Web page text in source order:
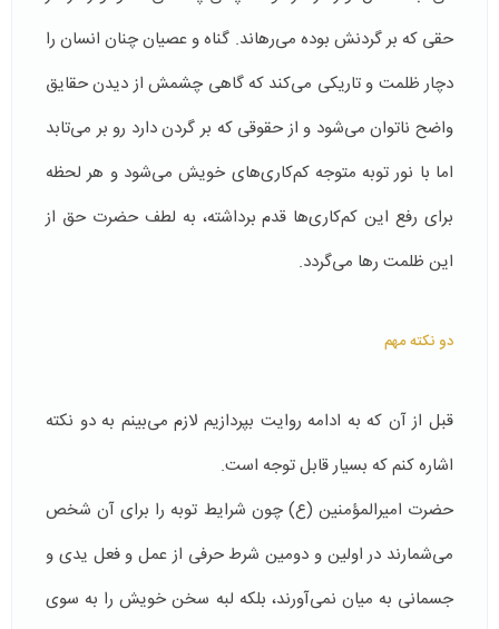
حقی كه بر گردنش بوده می‌رهاند. گناه و عصیان چنان انسان را
دچار ظلمت و تاریكی می‌كند كه گاهی چشمش از دیدن حقایق
واضح ناتوان می‌شود و از حقوقی كه بر گردن دارد رو بر می‌تابد
اما با نور توبه متوجه كم‌كاری‌های خویش می‌شود و هر لحظه
برای رفع این كم‌كاری‌ها قدم برداشته، به لطف حضرت حق از
این ظلمت رها می‌گردد.
دو نکته مهم
قبل از آن كه به ادامه روایت بپردازیم لازم می‌بینم به دو نکته
اشاره كنم كه بسیار قابل توجه است.
حضرت امیرالمؤمنین (ع) چون شرایط توبه را برای آن شخص
می‌شمارند در اولین و دومین شرط حرفی از عمل و فعل یدی و
جسمانی به میان نمی‌آورند، بلكه لبه سخن خویش را به سوی